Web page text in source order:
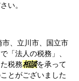
い。
、立川市、国立市
「法人の税務」、
税務相談を承って
とがございました